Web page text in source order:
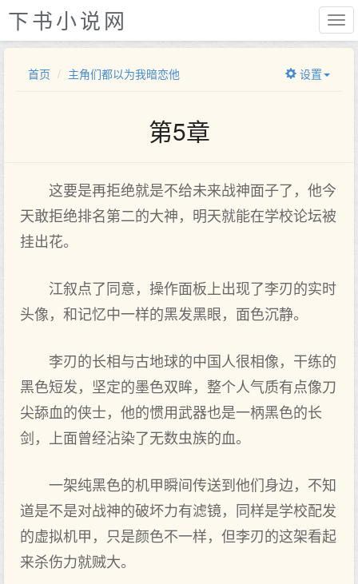
下书小说网
首页 主角们都以为我暗恋他 设置
第5章
这要是再拒绝就是不给未来战神面子了，他今
天敢拒绝排名第二的大神，明天就能在学校论坛被
挂出花。
江叙点了同意，操作面板上出现了李刃的实时
头像，和记忆中一样的黑发黑眼，面色沉静。
李刃的长相与古地球的中国人很相像，干练的
黑色短发，坚定的墨色双眸，整个人气质有点像刀
尖舔血的侠士，他的惯用武器也是一柄黑色的长
剑，上面曾经沾染了无数虫族的血。
一架纯黑色的机甲瞬间传送到他们身边，不知
道是不是对战神的破坏力有滤镜，同样是学校配发
的虚拟机甲，只是颜色不一样，但李刃的这架看起
来杀伤力就贼大。